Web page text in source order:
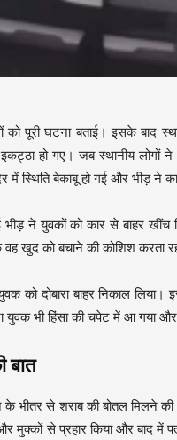
पूरी घटना बताई। इसके बाद
हो गए। जब स्थानीय लोगों ने
में स्थिति बेकाबू हो गई और भीड़ ने
भीड़ ने युवकों को कार से बाहर
खुद को बचाने की कोशिश करता
दोबारा बाहर निकाल
भी हिंसा की चपेट में आ गया
बात
के भीतर से शराब की बोतल मिलने
मुक्कों से प्रहार किया और बाद में